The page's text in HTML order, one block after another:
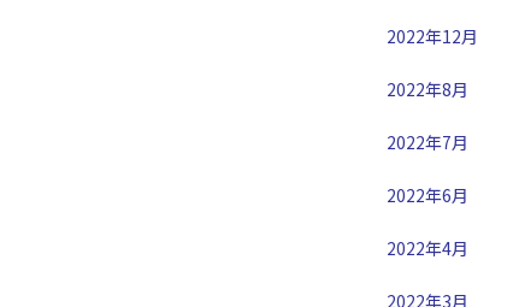
2022年12月
2022年8月
2022年7月
2022年6月
2022年4月
2022年3月